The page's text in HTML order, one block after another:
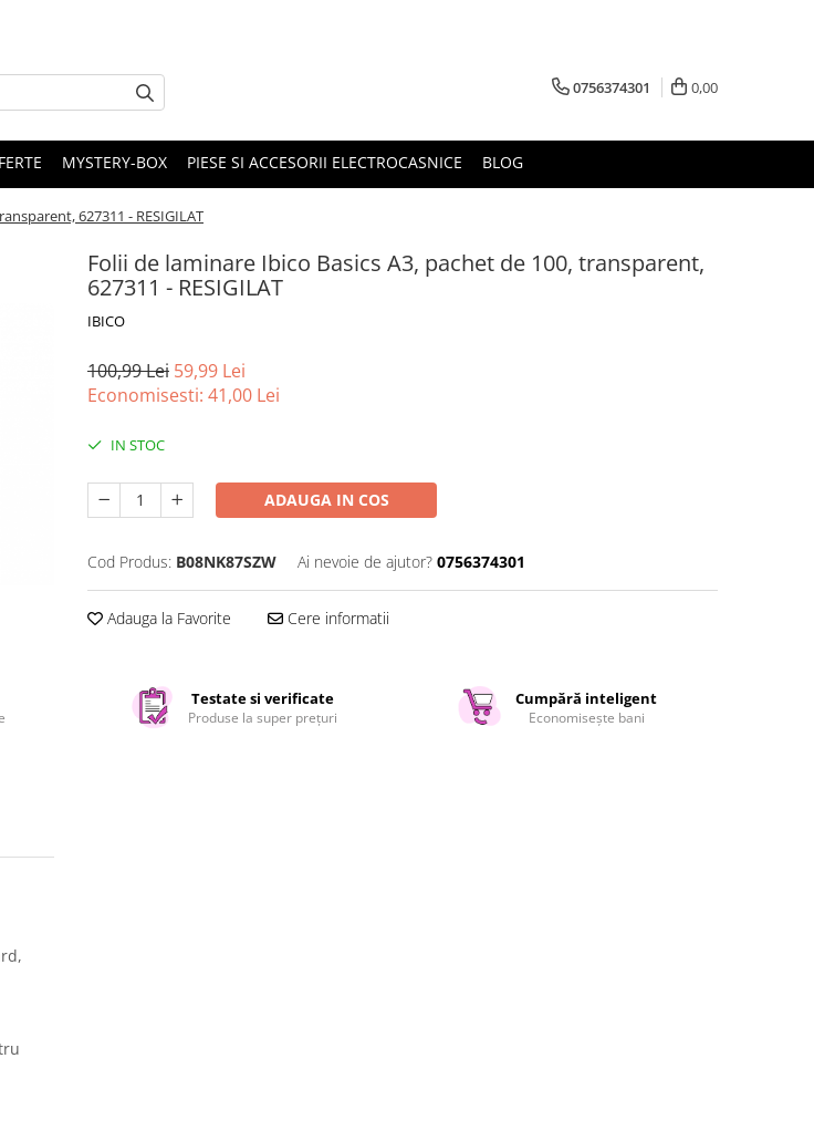
0756374301 0,00
MYSTERY-BOX PIESE SI ACCESORII ELECTROCASNICE BLOG
627311 - RESIGILAT
Folii de laminare Ibico Basics A3, pachet de 100, transparent,
627311 - RESIGILAT
IBICO
100,99 Lei 59,99 Lei
Economisesti: 41,00 Lei
IN STOC
ADAUGA IN COS
Cod Produs: B08NK87SZW Ai nevoie de ajutor? 0756374301
Adauga la Favorite Cere informatii
Testate si verificate
Produse la super prețuri
Cumpără inteligent
Economisește bani